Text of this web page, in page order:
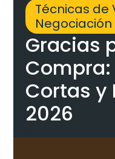
Técnicas de
Negociación
Gracias
Compra:
Cortas y
2026